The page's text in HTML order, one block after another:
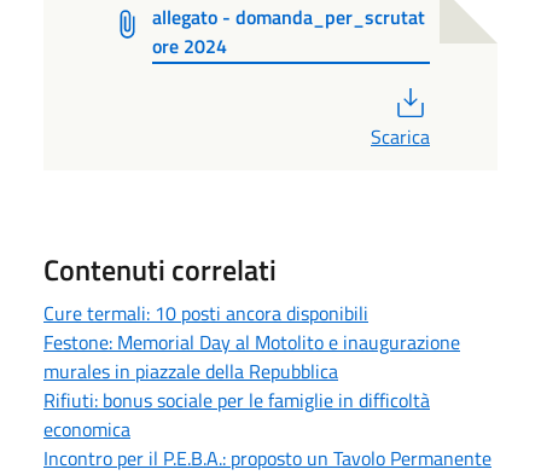
allegato - domanda_per_scrutat
ore 2024
Scarica
Contenuti correlati
Cure termali: 10 posti ancora disponibili
Festone: Memorial Day al Motolito e inaugurazione
murales in piazzale della Repubblica
Rifiuti: bonus sociale per le famiglie in difficoltà
economica
Incontro per il P.E.B.A.: proposto un Tavolo Permanente